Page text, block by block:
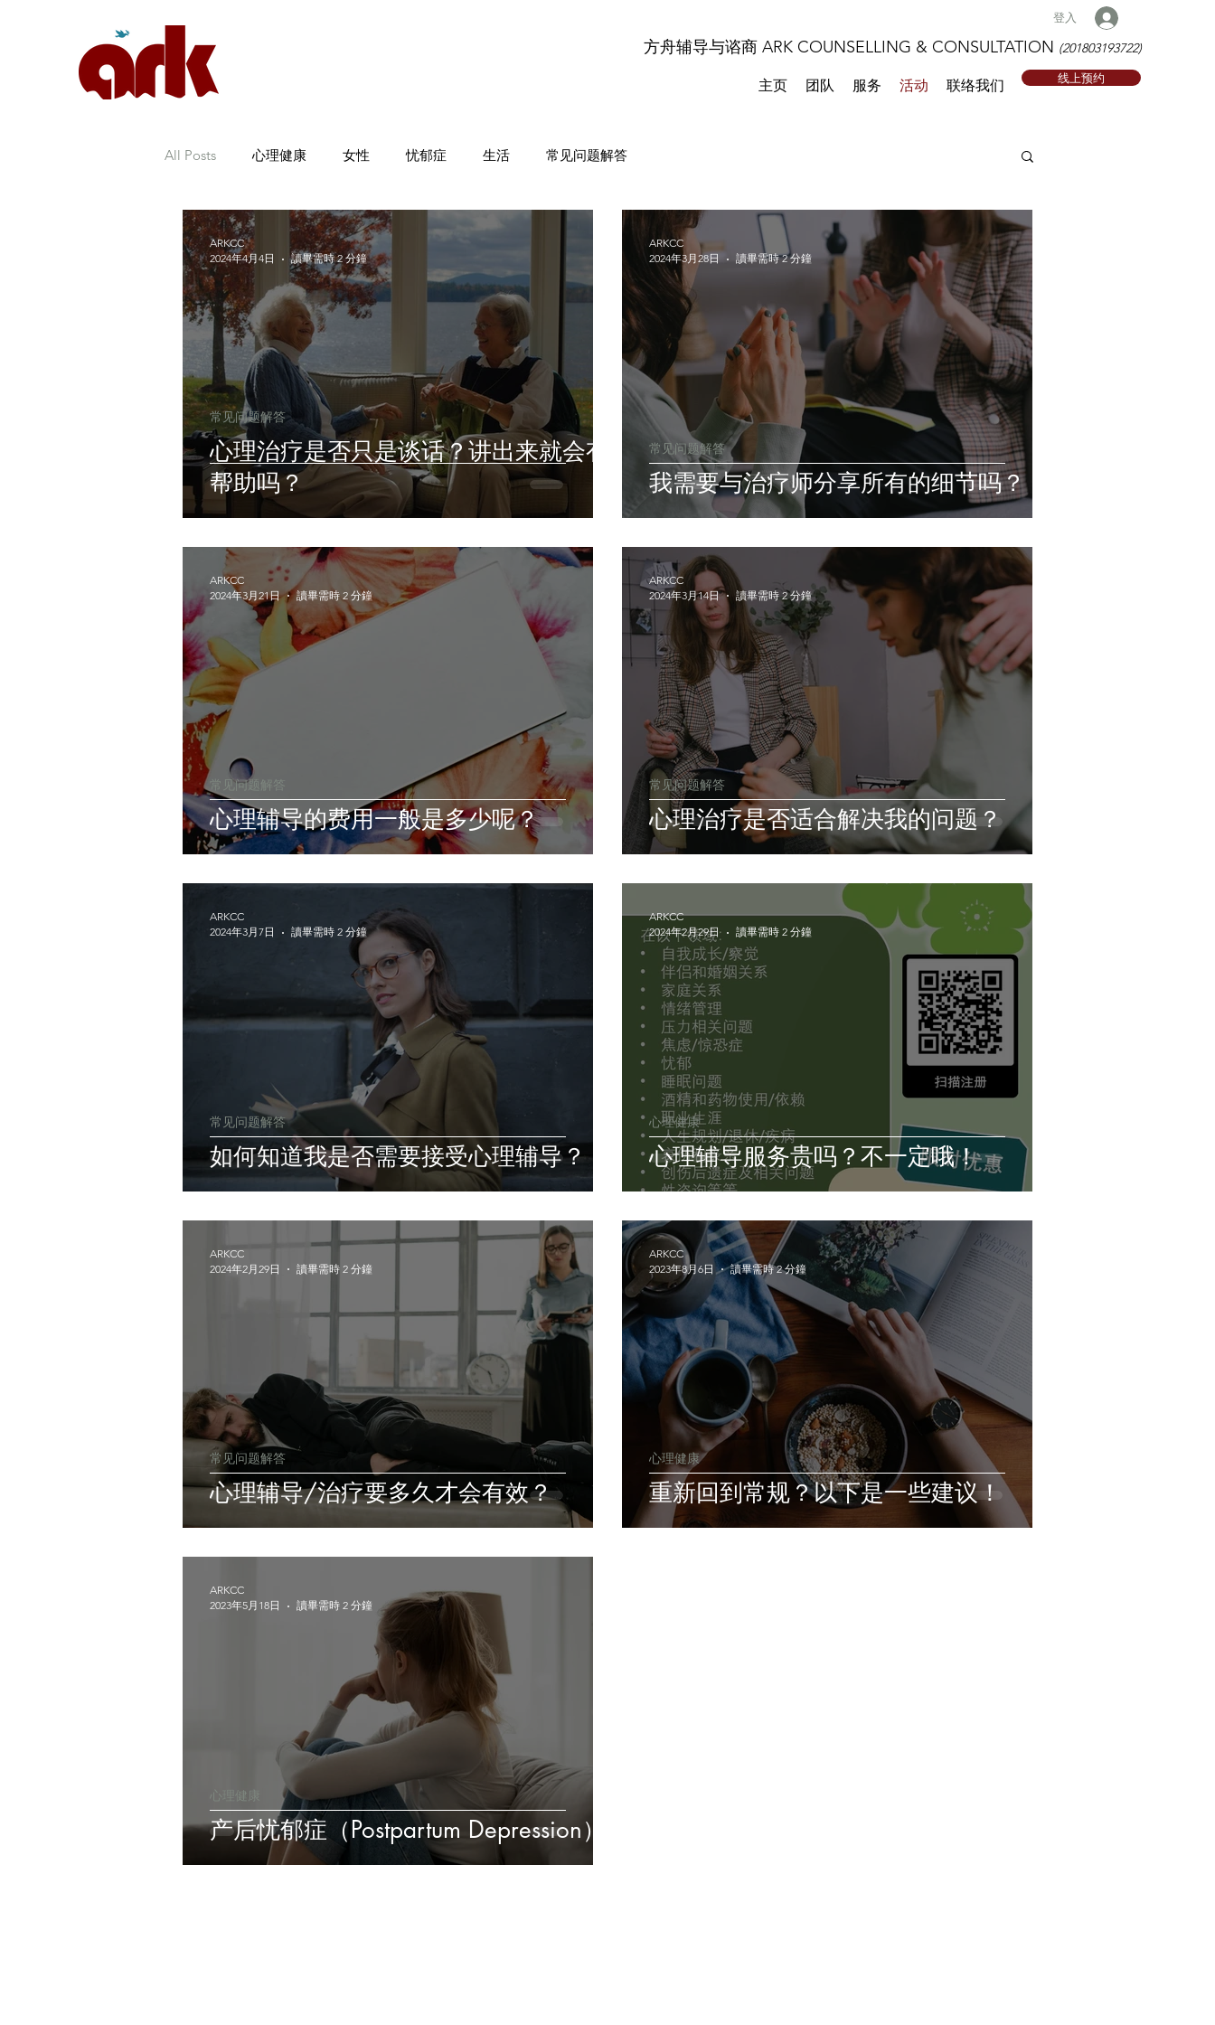
登入
方舟辅导与谘商 ARK COUNSELLING & CONSULTATION (201803193722)
主页 团队 服务 活动 联络我们 线上预约
All Posts 心理健康 女性 忧郁症 生活 常见问题解答
心理治疗是否只是谈话？讲出来就会有
帮助吗？
常见问题解答
ARKCC
2024年4月4日
讀畢需時 2 分鐘
我需要与治疗师分享所有的细节吗？
常见问题解答
ARKCC
2024年3月28日
讀畢需時 2 分鐘
心理辅导的费用一般是多少呢？
常见问题解答
ARKCC
2024年3月21日
讀畢需時 2 分鐘
心理治疗是否适合解决我的问题？
常见问题解答
ARKCC
2024年3月14日
讀畢需時 2 分鐘
如何知道我是否需要接受心理辅导？
常见问题解答
ARKCC
2024年3月7日
讀畢需時 2 分鐘
心理辅导服务贵吗？不一定哦！
心理健康
ARKCC
2024年2月29日
讀畢需時 2 分鐘
心理辅导/治疗要多久才会有效？
常见问题解答
ARKCC
2024年2月29日
讀畢需時 2 分鐘
重新回到常规？以下是一些建议！
心理健康
ARKCC
2023年8月6日
讀畢需時 2 分鐘
产后忧郁症（Postpartum Depression）
心理健康
ARKCC
2023年5月18日
讀畢需時 2 分鐘